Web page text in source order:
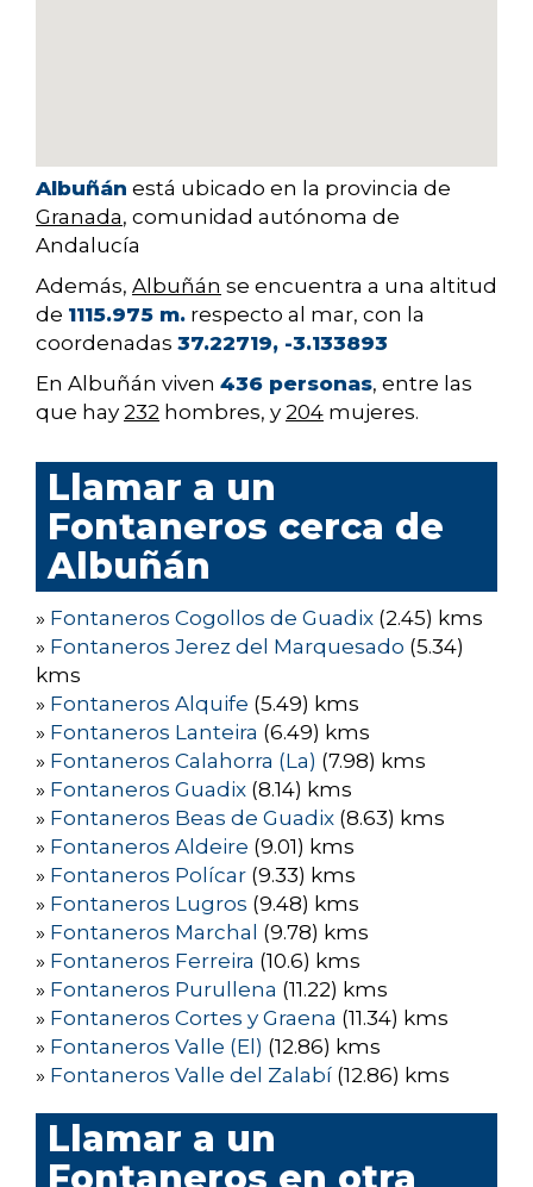
Albuñán está ubicado en la provincia de
Granada, comunidad autónoma de
Andalucía
Además, Albuñán se encuentra a una altitud
de 1115.975 m. respecto al mar, con la
coordenadas 37.22719, -3.133893
En Albuñán viven 436 personas, entre las
que hay 232 hombres, y 204 mujeres.
Llamar a un
Fontaneros cerca de
Albuñán
» Fontaneros Cogollos de Guadix (2.45) kms
» Fontaneros Jerez del Marquesado (5.34)
kms
» Fontaneros Alquife (5.49) kms
» Fontaneros Lanteira (6.49) kms
» Fontaneros Calahorra (La) (7.98) kms
» Fontaneros Guadix (8.14) kms
» Fontaneros Beas de Guadix (8.63) kms
» Fontaneros Aldeire (9.01) kms
» Fontaneros Polícar (9.33) kms
» Fontaneros Lugros (9.48) kms
» Fontaneros Marchal (9.78) kms
» Fontaneros Ferreira (10.6) kms
» Fontaneros Purullena (11.22) kms
» Fontaneros Cortes y Graena (11.34) kms
» Fontaneros Valle (El) (12.86) kms
» Fontaneros Valle del Zalabí (12.86) kms
Llamar a un